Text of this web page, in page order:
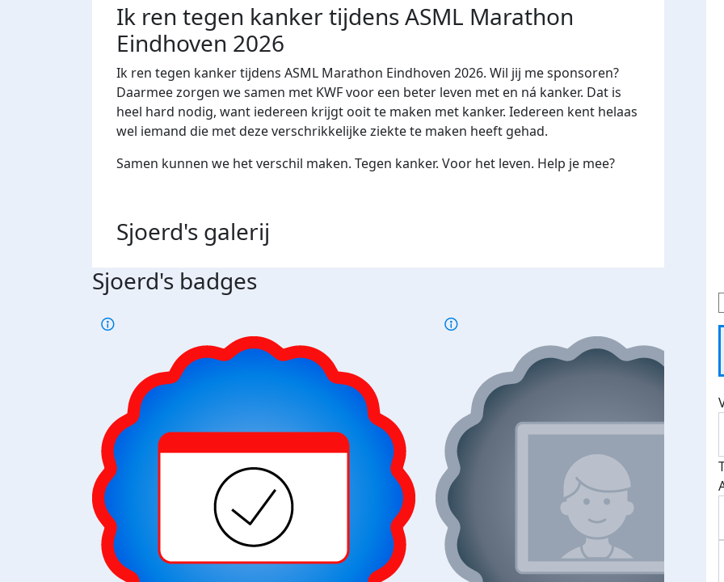
Ik ren tegen kanker tijdens ASML Marathon
Eindhoven 2026
Ik ren tegen kanker tijdens ASML Marathon Eindhoven 2026. Wil jij me sponsoren?
Daarmee zorgen we samen met KWF voor een beter leven met en ná kanker. Dat is
heel hard nodig, want iedereen krijgt ooit te maken met kanker. Iedereen kent helaas
wel iemand die met deze verschrikkelijke ziekte te maken heeft gehad.
Samen kunnen we het verschil maken. Tegen kanker. Voor het leven. Help je mee?
Sjoerd's galerij
Sjoerd's badges